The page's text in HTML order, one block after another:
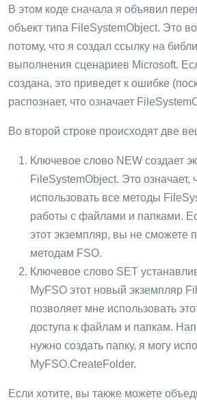
В этом коде сначала я объявил
объект типа FileSystemObject. Это
потому, что я создал ссылку на
выполнения сценариев Microsoft.
создана, это приведет к ошибке
распознает, что означает
Во второй строке происходят две
Ключевое слово NEW создает
FileSystemObject. Это означает,
использовать все методы
работы с файлами и папками.
этот экземпляр, вы не сможете
методам FSO.
Ключевое слово SET
MyFSO этот новый экземпляр
позволяет мне использовать
доступа к файлам и папкам.
нужно создать папку, я могу
MyFSO.CreateFolder.
Если хотите, вы также можете